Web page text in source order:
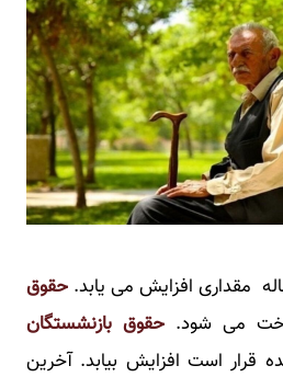
مقداری افزایش می یابد. حقوق
می شود. حقوق بازنشستگان
قرار است افزایش بیابد. آخرین